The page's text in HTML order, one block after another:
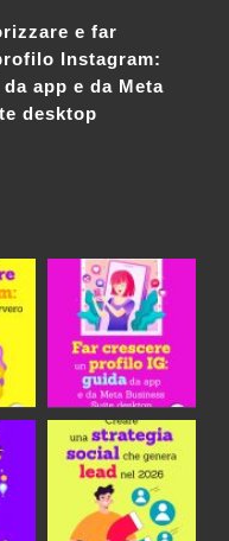
e far
Instagram:
app e da Meta
desktop